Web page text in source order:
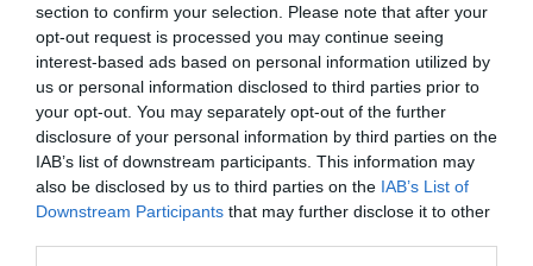
section to confirm your selection. Please note that after your
opt-out request is processed you may continue seeing
interest-based ads based on personal information utilized by
us or personal information disclosed to third parties prior to
your opt-out. You may separately opt-out of the further
disclosure of your personal information by third parties on the
IAB’s list of downstream participants. This information may
also be disclosed by us to third parties on the IAB’s List of
Downstream Participants that may further disclose it to other
szűkített listát, amit a napokban közöltek.
A szakemberek csak olyan idei autómodelleket vizsgáltak,
amelyek legkésőbb 2023 végéig legalább öt európai piacon
kaphatók lesznek. A hetes listájukra több tisztán elektromos
meghajtású autó is felkerült. De soroljuk a döntősöket:
BMW 5-ös sorozat (G60)